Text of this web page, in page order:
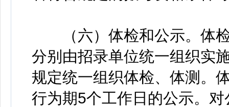
（六）体检和公示。体检
分别由招录单位统一组织实
规定统一组织体检、体测。
行为期5个工作日的公示。